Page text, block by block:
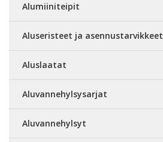
Alumiiniteipit
Aluseristeet ja asennustarvikkeet
Aluslaatat
Aluvannehylsysarjat
Aluvannehylsyt